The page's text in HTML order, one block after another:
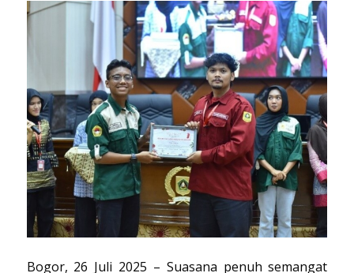
Bogor, 26 Juli 2025 – Suasana penuh semangat